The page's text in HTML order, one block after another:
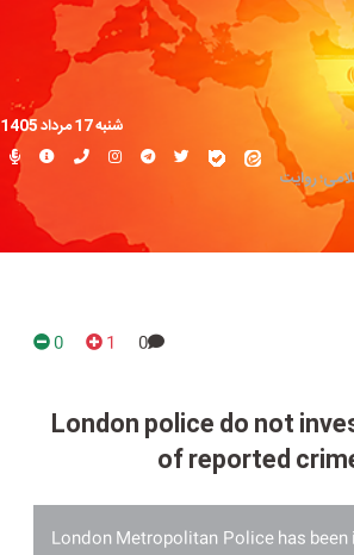
روایت
شنبه 17 مرداد 1405
0
1
0
London police do not
of reported
London Metropolitan Police has been